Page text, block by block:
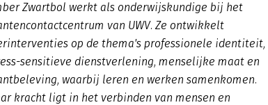
Zwartbol werkt als onderwijskundige bij het
van UWV. Ze ontwikkelt
op de thema's professionele identiteit,
sensitieve dienstverlening, menselijke maat en
waarbij leren en werken samenkomen.
kracht ligt in het verbinden van mensen en